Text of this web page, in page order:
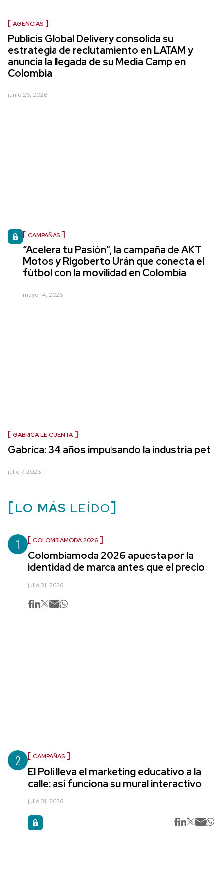
AGENCIAS
Publicis Global Delivery consolida su
estrategia de reclutamiento en LATAM y
anuncia la llegada de su Media Camp en
Colombia
junio 26, 2026
CAMPAÑAS
“Acelera tu Pasión”, la campaña de AKT
Motos y Rigoberto Urán que conecta el
fútbol con la movilidad en Colombia
mayo 14, 2026
GABRICA LE CUENTA
Gabrica: 34 años impulsando la industria pet
julio 7, 2026
LO MÁS LEÍDO
1 COLOMBIAMODA 2026
Colombiamoda 2026 apuesta por la
identidad de marca antes que el precio
julio 31, 2026
2 CAMPAÑAS
El Poli lleva el marketing educativo a la
calle: así funciona su mural interactivo
julio 31, 2026